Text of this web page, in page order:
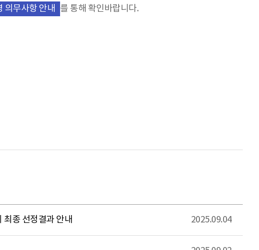
의무사항 안내 를 통해 확인바랍니다.
종 선정결과 안내 2025.09.04